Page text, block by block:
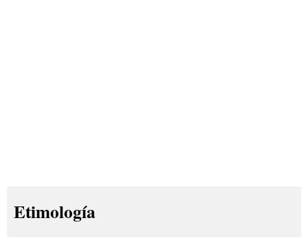
Etimología